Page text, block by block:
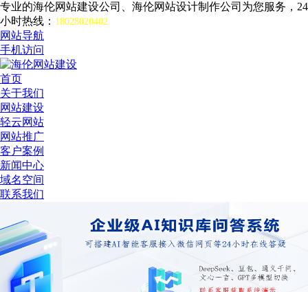
专业的海伦网站建设公司、海伦网站设计制作公司为您服务，24
小时热线： 18028020402
网站导航
手机访问
首页
关于我们
网站建设
轻云网站
网站推广
客户案例
新闻中心
域名空间
联系我们